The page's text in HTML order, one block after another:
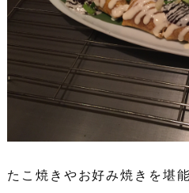
たこ焼きやお好み焼きを堪能